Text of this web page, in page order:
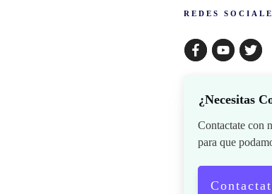
​REDES
¿Necesitas
Contactate con
para que